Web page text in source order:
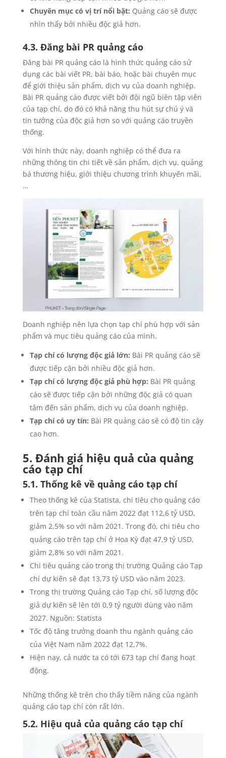
Chuyên mục có vị trí nổi bật: Quảng cáo sẽ được
nhìn thấy bởi nhiều độc giả hơn.
4.3. Đăng bài PR quảng cáo
Đăng bài PR quảng cáo là hình thức quảng cáo sử
dụng các bài viết PR, bài báo, hoặc bài chuyên mục
để giới thiệu sản phẩm, dịch vụ của doanh nghiệp.
Bài PR quảng cáo được viết bởi đội ngũ biên tập viên
của tạp chí, do đó có khả năng thu hút sự chú ý và
tin tưởng của độc giả hơn so với quảng cáo truyền
thống.
Với hình thức này, doanh nghiệp có thể đưa ra
những thông tin chi tiết về sản phẩm, dịch vụ, quảng
bá thương hiệu, giới thiệu chương trình khuyến mãi,
…
Doanh nghiệp nên lựa chọn tạp chí phù hợp với sản
phẩm và mục tiêu quảng cáo của mình.
Tạp chí có lượng độc giả lớn: Bài PR quảng cáo sẽ
được tiếp cận bởi nhiều độc giả hơn.
Tạp chí có lượng độc giả phù hợp: Bài PR quảng
cáo sẽ được tiếp cận bởi những độc giả có quan
tâm đến sản phẩm, dịch vụ của doanh nghiệp.
Tạp chí có uy tín: Bài PR quảng cáo sẽ có độ tin cậy
cao hơn.
5. Đánh giá hiệu quả của quảng
cáo tạp chí
5.1. Thống kê về quảng cáo tạp chí
Theo thống kê của Statista, chi tiêu cho quảng cáo
trên tạp chí toàn cầu năm 2022 đạt 112,6 tỷ USD,
giảm 2,5% so với năm 2021. Trong đó, chi tiêu cho
quảng cáo trên tạp chí ở Hoa Kỳ đạt 47,9 tỷ USD,
giảm 2,8% so với năm 2021.
Chi tiêu quảng cáo trong thị trường Quảng cáo Tạp
chí dự kiến ​​​​sẽ đạt 13,73 tỷ USD vào năm 2023.
Trong thị trường Quảng cáo Tạp chí, số lượng độc
giả dự kiến ​​sẽ lên tới 0,9 tỷ người dùng vào năm
2027. Nguồn: Statista
Tốc độ tăng trưởng doanh thu ngành quảng cáo
của Việt Nam năm 2022 đạt 12,7%.
Hiện nay, cả nước ta có tới 673 tạp chí đang hoạt
động.
Những thống kê trên cho thấy tiềm năng của ngành
quảng cáo tạp chí còn rất lớn.
5.2. Hiệu quả của quảng cáo tạp chí